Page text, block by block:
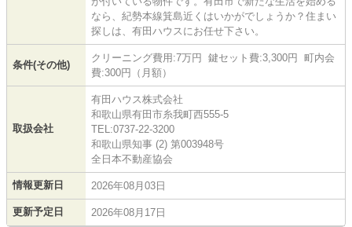
なら、紀勢本線箕島近くはいかがでしょうか？住まい
探しは、有田ハウスにお任せ下さい。
条件(その他)
クリーニング費用:7万円 鍵セット費:3,300円 町内会
費:300円（月額）
取扱会社
有田ハウス株式会社
和歌山県有田市糸我町西555-5
TEL:0737-22-3200
和歌山県知事 (2) 第003948号
全日本不動産協会
情報更新日 2026年08月03日
更新予定日 2026年08月17日